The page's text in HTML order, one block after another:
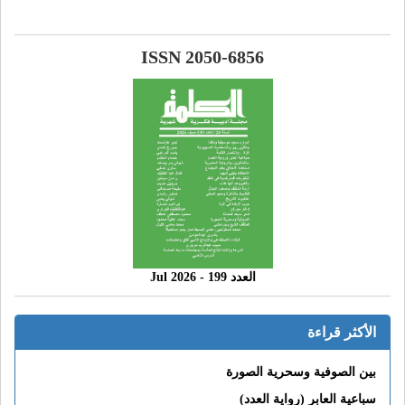
ISSN 2050-6856
العدد 199 - 2026 Jul
الأكثر قراءة
بين الصوفية وسحرية الصورة
سباعية العابر (رواية العدد)